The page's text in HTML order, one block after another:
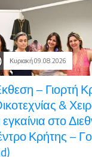
Κυριακή 09.08.2026
– Γιορτή
&
στο
Κρήτης –